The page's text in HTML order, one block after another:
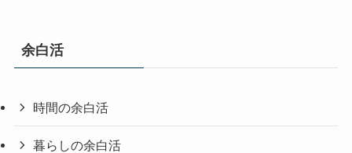
余白活
時間の余白活
暮らしの余白活